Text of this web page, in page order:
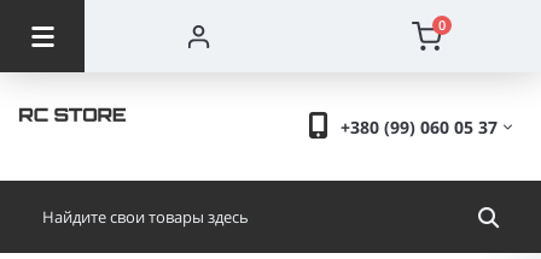
0
+380 (99) 060 05 37